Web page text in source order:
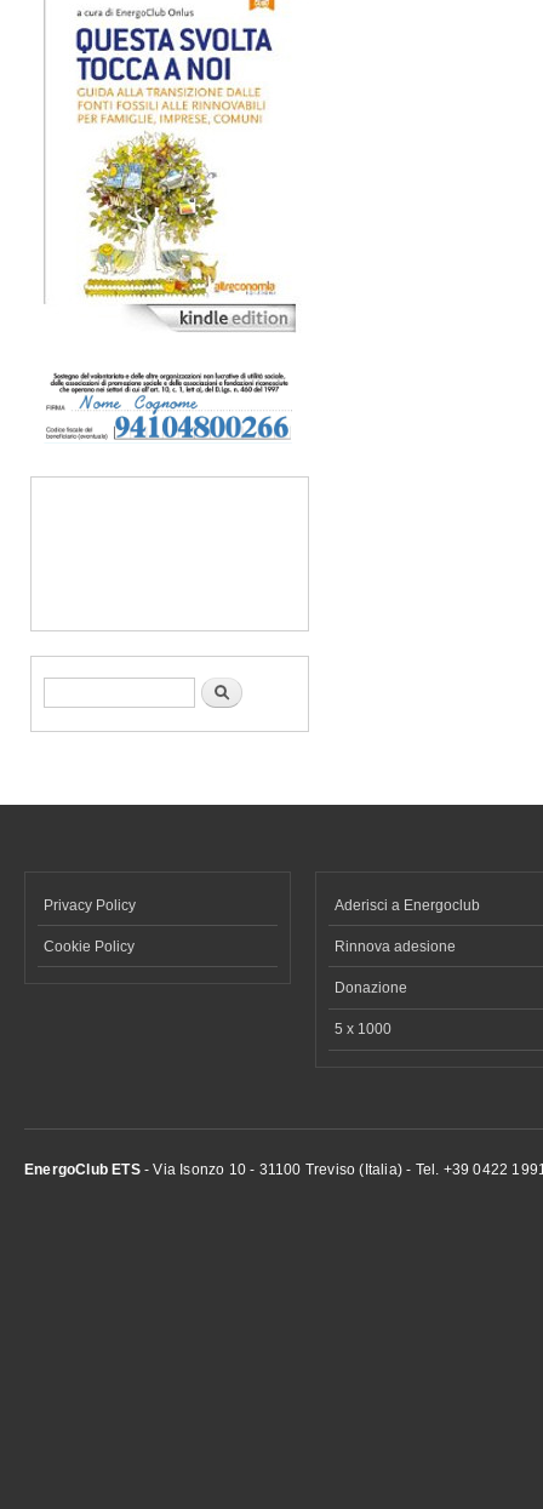
Form di ricerca Cerca
Privacy Policy
Cookie Policy
Aderisci a Energoclub
Rinnova adesione
Donazione
5 x 1000
EnergoClub ETS- Via Isonzo 10 - 31100 Treviso (Italia) - Tel. +39 0422